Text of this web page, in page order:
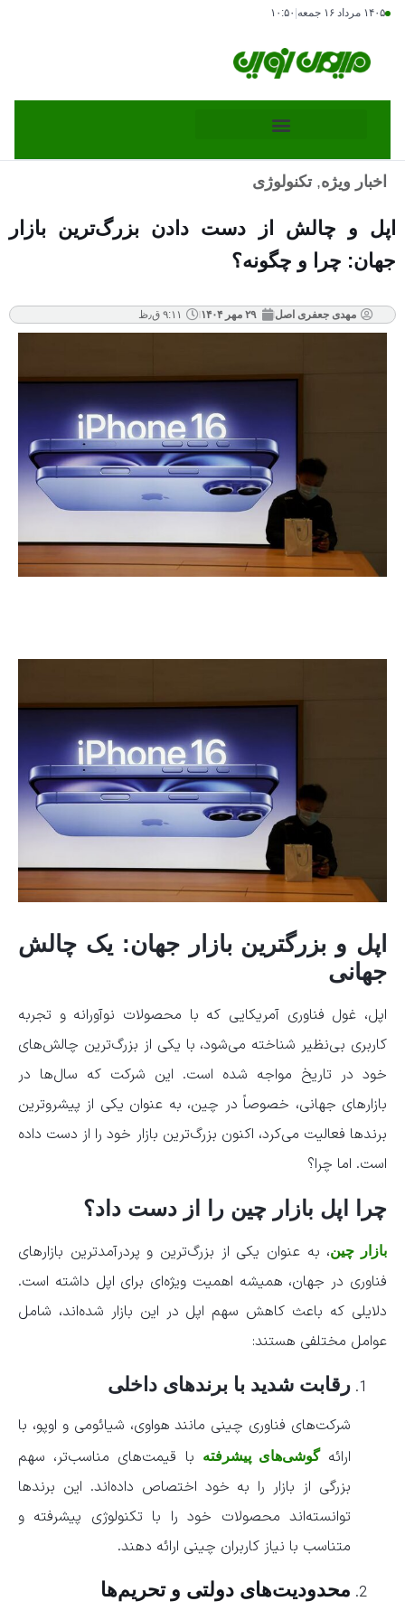
۱۴۰۵ مرداد ۱۶ جمعه ۱۰:۵۰
اخبار ویژه, تکنولوژی
اپل و چالش از دست دادن بزرگ‌ترین بازار
جهان: چرا و چگونه؟
مهدی جعفری اصل ۲۹ مهر ۱۴۰۴ ۹:۱۱ ق٫ظ
اپل و بزرگترین بازار جهان: یک چالش
جهانی
اپل، غول فناوری آمریکایی که با محصولات نوآورانه و تجربه
کاربری بی‌نظیر شناخته می‌شود، با یکی از بزرگ‌ترین چالش‌های
خود در تاریخ مواجه شده است. این شرکت که سال‌ها در
بازارهای جهانی، خصوصاً در چین، به عنوان یکی از پیشروترین
برندها فعالیت می‌کرد، اکنون بزرگ‌ترین بازار خود را از دست داده
است. اما چرا؟
چرا اپل بازار چین را از دست داد؟
بازار چین، به عنوان یکی از بزرگ‌ترین و پردرآمدترین بازارهای
فناوری در جهان، همیشه اهمیت ویژه‌ای برای اپل داشته است.
دلایلی که باعث کاهش سهم اپل در این بازار شده‌اند، شامل
عوامل مختلفی هستند:
رقابت شدید با برندهای داخلی
شرکت‌های فناوری چینی مانند هواوی، شیائومی و اوپو، با
ارائهگوشی‌های پیشرفته
با قیمت‌های مناسب‌تر، سهم
بزرگی از بازار را به خود اختصاص داده‌اند. این برندها
توانسته‌اند محصولات خود را با تکنولوژی پیشرفته و
متناسب با نیاز کاربران چینی ارائه دهند.
محدودیت‌های دولتی و تحریم‌ها